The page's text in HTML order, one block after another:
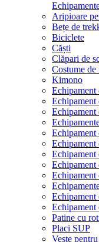
Aripioare
Bețe de
Biciclete
Căști
Clăpari de
Costume de
Kimono
Echipament
Echipament
Echipament
Echipament
Echipament
Echipament
Echipament
Echipament
Echipament
Echipament
Patine cu
Placi SUP
Veste